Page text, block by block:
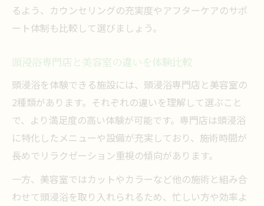
るよう、カウンセリングの充実度やアフターケアのサポ
ート体制も比較して選びましょう。
頭浸浴専門店と美容室の違いを体験比較
頭浸浴を体験できる施設には、頭浸浴専門店と美容室の
2種類があります。それぞれの違いを理解して選ぶこと
で、より満足度の高い体験が可能です。専門店は頭浸浴
に特化したメニューや設備が充実しており、施術時間が
長めでリラクゼーション重視の傾向があります。
一方、美容室ではカットやカラーなど他の施術と組み合
わせて頭浸浴を取り入れられるため、忙しい方や効率よ